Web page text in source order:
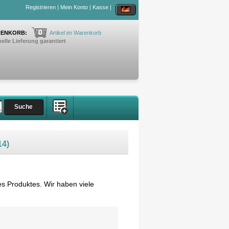
Registrieren | Mein Konto | Kasse |
0
Artikel im Warenkorb
Lieferung garantiert
Produktes. Wir haben viele